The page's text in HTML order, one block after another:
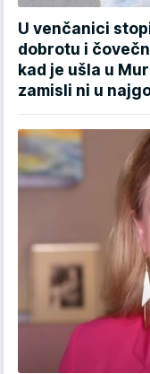
U venčanici
dobrotu i
kad je ušla u
zamisli ni u